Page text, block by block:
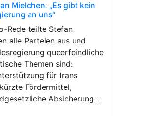
Mielchen: „Es gibt kein
an uns“
Rede teilte Stefan
alle Parteien aus und
queerfeindliche
Themen sind:
für trans
Fördermittel,
Absicherung.…